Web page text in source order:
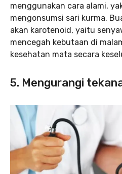
menggunakan cara alami,
mengonsumsi sari kurma.
akan karotenoid, yaitu
mencegah kebutaan di
kesehatan mata secara
5. Mengurangi